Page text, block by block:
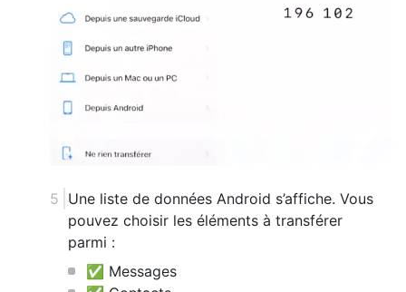
Une liste de données Android s’affiche. Vous
pouvez choisir les éléments à transférer
parmi :
✅ Messages